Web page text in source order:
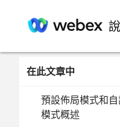
在此文章中
預設佈局模式和
模式概述